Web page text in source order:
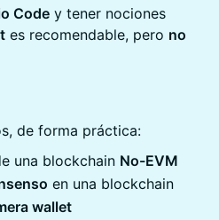
Code y tener nociones
es recomendable, pero no
de forma práctica:
una blockchain No-EVM
en una blockchain
wallet